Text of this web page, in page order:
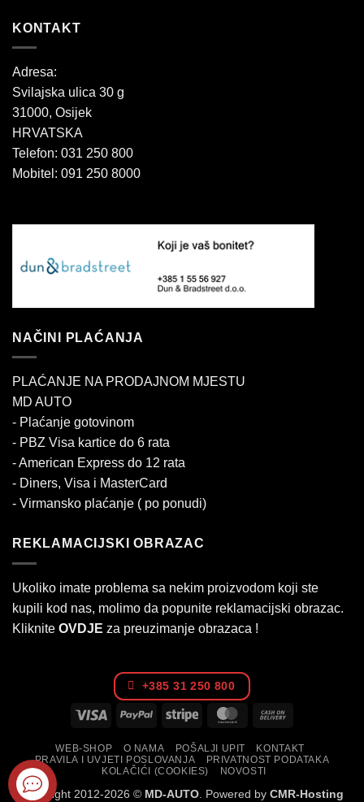
KONTAKT
Adresa:
Svilajska ulica 30 g
31000, Osijek
HRVATSKA
Telefon: 031 250 800
Mobitel: 091 250 8000
NAČINI PLAĆANJA
PLAĆANJE NA PRODAJNOM MJESTU
MD AUTO
- Plaćanje gotovinom
- PBZ Visa kartice do 6 rata
- American Express do 12 rata
- Diners, Visa i MasterCard
- Virmansko plaćanje ( po ponudi)
REKLAMACIJSKI OBRAZAC
Ukoliko imate problema sa nekim proizvodom koji ste
kupili kod nas, molimo da popunite reklamacijski obrazac.
Kliknite OVDJE za preuzimanje obrazaca !
+385 31 250 800
Visa PayPal Stripe MasterCard
Delivery
WEB-SHOP O NAMA POŠALJI UPIT
KONTAKT
PRAVILA I UVJETI POSLOVANJA
PRIVATNOST PODATAKA
KOLAČIĆI (COOKIES)
NOVOSTI
Copyright 2012-2026 © MD-AUTO. Powered by CMR-Hosting